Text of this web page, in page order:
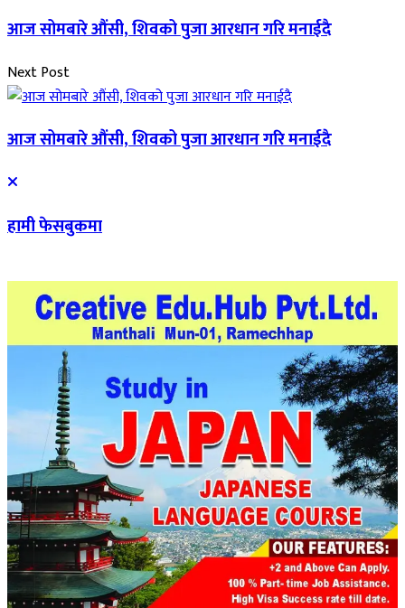
आज सोमबारे औंसी, शिवको पुजा आरधान गरि मनाईदै
Next Post
आज सोमबारे औंसी, शिवको पुजा आरधान गरि मनाईदै
हामी फेसबुकमा